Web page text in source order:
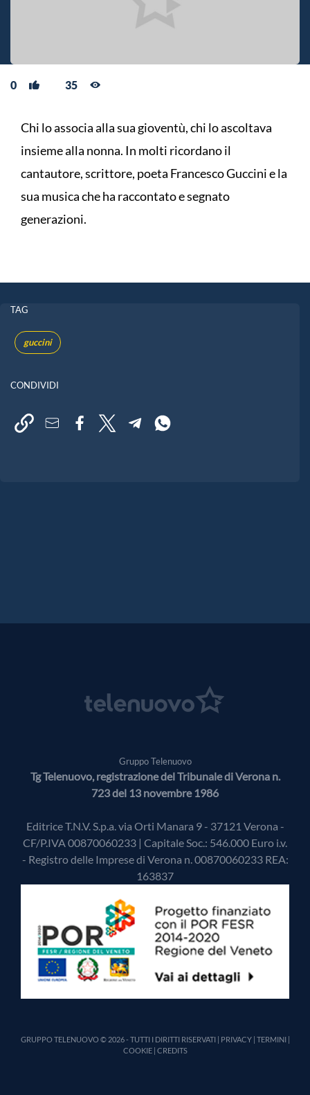
0 35
Chi lo associa alla sua gioventù, chi lo ascoltava
insieme alla nonna. In molti ricordano il
cantautore, scrittore, poeta Francesco Guccini e la
sua musica che ha raccontato e segnato
generazioni.
TAG
guccini
CONDIVIDI
Gruppo Telenuovo
Tg Telenuovo, registrazione del Tribunale di Verona n.
723 del 13 novembre 1986
Editrice T.N.V. S.p.a. via Orti Manara 9 - 37121 Verona -
CF/P.IVA 00870060233 | Capitale Soc.: 546.000 Euro i.v.
- Registro delle Imprese di Verona n. 00870060233 REA:
163837
GRUPPO TELENUOVO © 2026 - TUTTI I DIRITTI RISERVATI | PRIVACY| TERMINI|
COOKIE| CREDITS